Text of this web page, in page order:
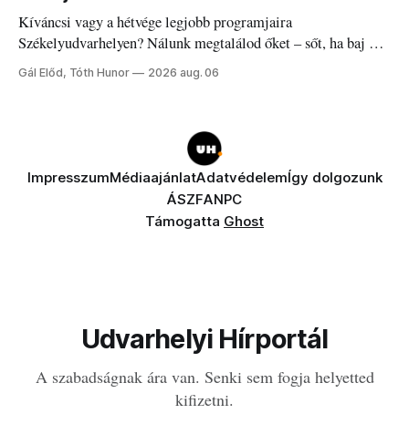
Kíváncsi vagy a hétvége legjobb programjaira
Székelyudvarhelyen? Nálunk megtalálod őket – sőt, ha baj van
a fogaddal, a fogorvosi ügyeletet is!
Gál Előd, Tóth Hunor 2026 aug. 06
ImpresszumMédiaajánlatAdatvédelemÍgy dolgozunk
ÁSZFANPC
Támogatta Ghost
Udvarhelyi Hírportál
A szabadságnak ára van. Senki sem fogja helyetted
kifizetni.